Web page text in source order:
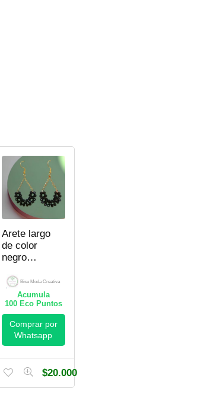
Arete largo
de color
negro
mano –
Bisu Moda
Creativa
Bisu Moda Creativa
Acumula
100Eco Puntos
Comprar por
Whatsapp
$20.000